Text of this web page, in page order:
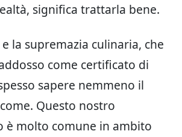
significa trattarla bene.
la supremazia culinaria, che
come certificato di
sapere nemmeno il
Questo nostro
è molto comune in ambito